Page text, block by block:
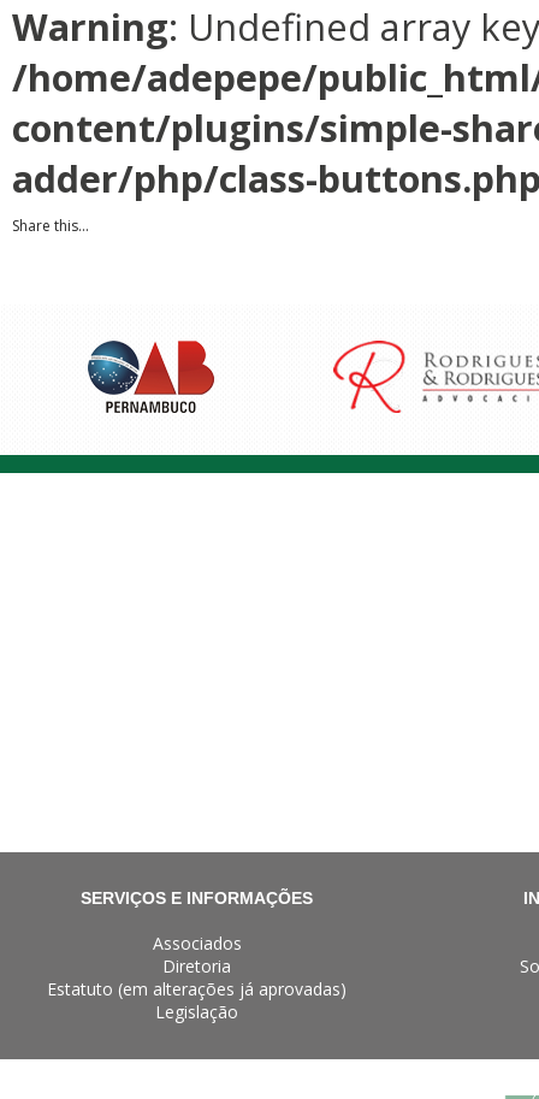
Warning: Undefined array
/home/adepepe/
content/plugins/simple-
adder/php/class-
Share this...
SERVIÇOS E INFORMAÇÕES
Associados
Diretoria
Estatuto (em alterações já aprovadas)
Legislação